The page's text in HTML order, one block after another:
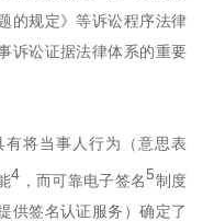
的规定》等诉讼程序法律
诉讼证据法律体系的重要
将当事人行为（意思表
4 ，而可靠电子签名5制度
供签名认证服务）确定了